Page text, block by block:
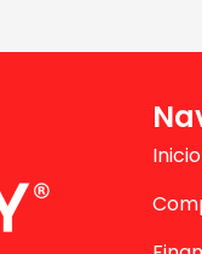
Inicio